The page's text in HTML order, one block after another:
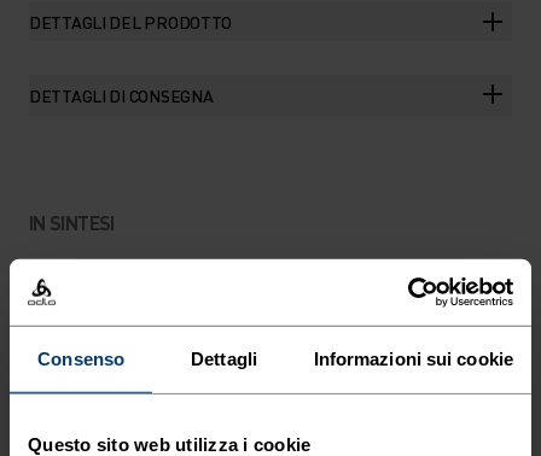
Consenso Dettagli Informazioni sui cookie
Questo sito web utilizza i cookie
DETTAGLI DEL PRODOTTO
DETTAGLI DI CONSEGNA
IN SINTESI
I PANTALONCINI PERFETTI
PER LE TUE AVVENTURE IN
MOUNTAIN BIKE (E NON